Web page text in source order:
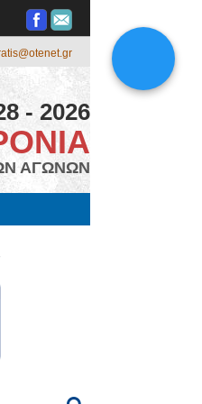
- 2026
ΑΓΩΝΩΝ